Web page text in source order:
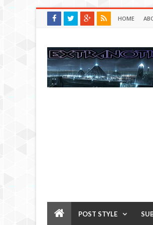
HOME
POST STYLE